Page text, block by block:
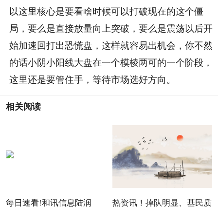
以这里核心是要看啥时候可以打破现在的这个僵
局，要么是直接放量向上突破，要么是震荡以后开
始加速回打出恐慌盘，这样就容易出机会，你不然
的话小阴小阳线大盘在一个模棱两可的一个阶段，
这里还是要管住手，等待市场选好方向。
相关阅读
每日速看!和讯信息陆润
热资讯！掉队明显、基民质